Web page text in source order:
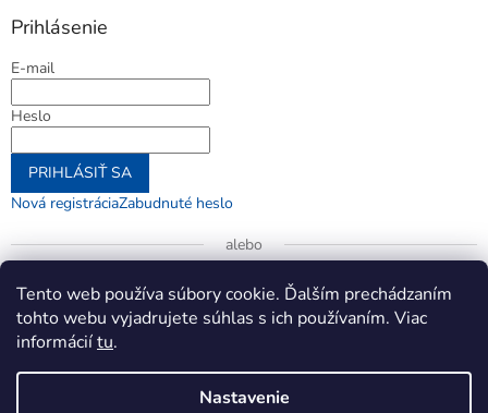
Tento web používa súbory cookie. Ďalším prechádzaním
tohto webu vyjadrujete súhlas s ich používaním. Viac
informáciítu.
Nastavenie
Prihlásenie
E-mail
Heslo
PRIHLÁSIŤ SA
Nová registráciaZabudnuté heslo
alebo
Prihlásiť sa cez Google